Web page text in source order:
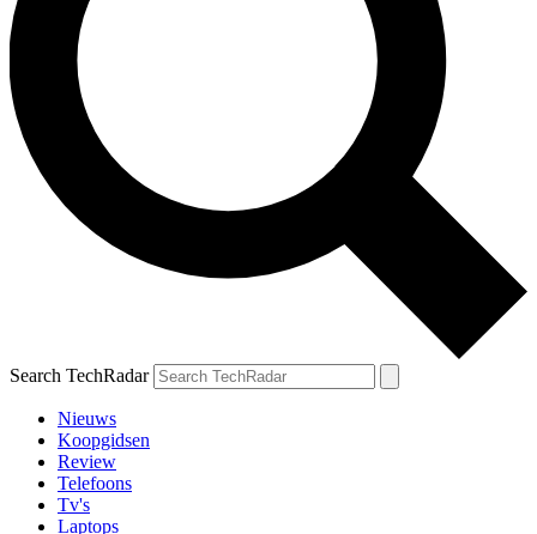
Search TechRadar
Nieuws
Koopgidsen
Review
Telefoons
Tv's
Laptops